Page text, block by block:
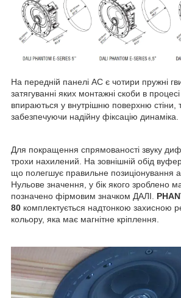
На передній панелі АС є чотири пружні
затягуванні яких монтажні скоби в
впираються у внутрішню поверхню
забезпечуючи надійну фіксацію динаміка.
Для покращення спрямованості звуку
трохи нахилений. На зовнішній обід
що полегшує правильне позиціонування
Нульове значення, у бік якого зроблено
позначено фірмовим значком ДАЛІ.
80 комплектується надтонкою захисною
кольору, яка має магнітне кріплення.